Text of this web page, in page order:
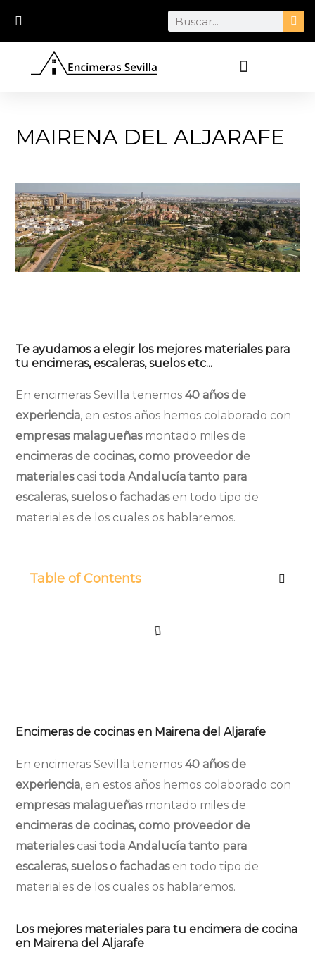
contenido
Search
MAIRENA DEL ALJARAFE
Te ayudamos a elegir los mejores materiales para
tu encimeras, escaleras, suelos etc...
En encimeras Sevilla tenemos 40 años de
experiencia, en estos años hemos colaborado con
empresas malagueñasmontado miles de
encimeras de cocinas, como proveedor de
materialescasitoda Andalucía tanto para
escaleras, suelos o fachadasen todo tipo de
materiales de los cuales os hablaremos.
Table of Contents
Encimeras de cocinas en Mairena del Aljarafe
En encimeras Sevilla tenemos 40 años de
experiencia, en estos años hemos colaborado con
empresas malagueñasmontado miles de
encimeras de cocinas, como proveedor de
materialescasitoda Andalucía tanto para
escaleras, suelos o fachadasen todo tipo de
materiales de los cuales os hablaremos.
Los mejores materiales para tu encimera de cocina
en Mairena del Aljarafe